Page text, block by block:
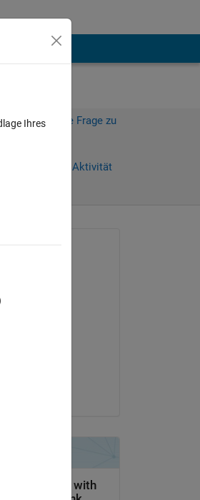
an, um diese Frage zu
Anmelden, um Aktivität
Ihres